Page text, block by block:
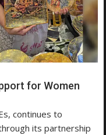
for Women
continues to
its partnership